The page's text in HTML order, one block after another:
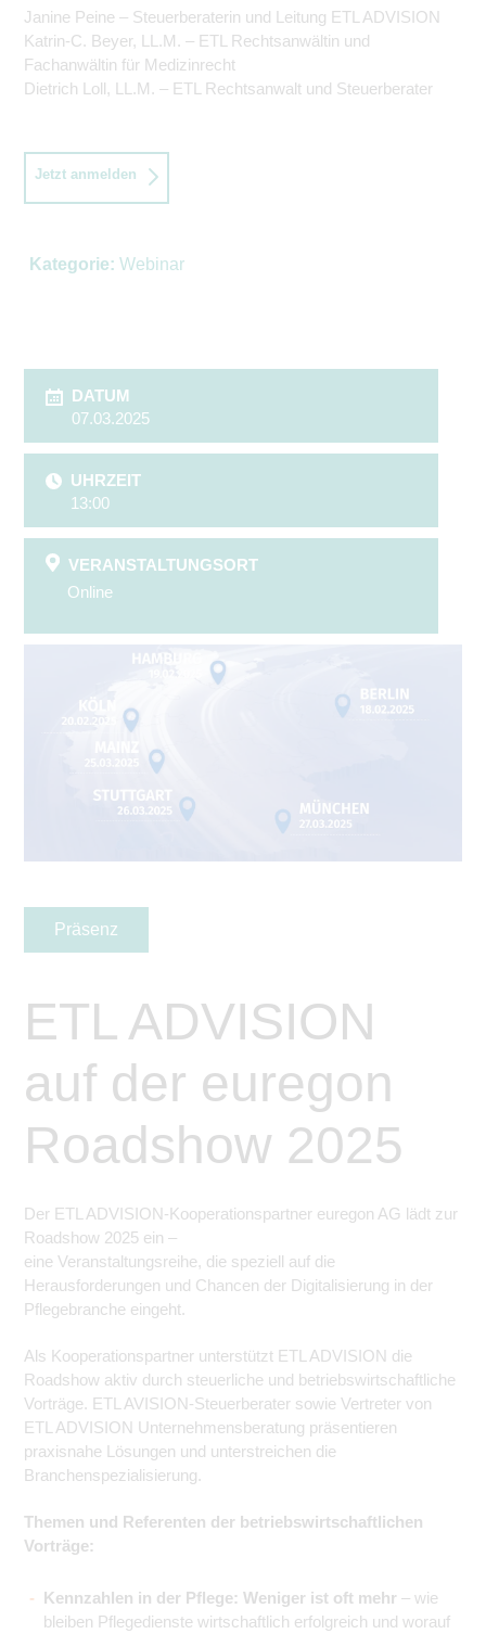
Janine Peine – Steuerberaterin und Leitung ETL ADVISION
Katrin-C. Beyer, LL.M. – ETL Rechtsanwältin und
Fachanwältin für Medizinrecht
Dietrich Loll, LL.M. – ETL Rechtsanwalt und Steuerberater
Jetzt anmelden
Kategorie: Webinar
DATUM
07.03.2025
UHRZEIT
13:00
VERANSTALTUNGSORT
Online
Präsenz
ETL ADVISION
auf der euregon
Roadshow 2025
Der ETL ADVISION-Kooperationspartner euregon AG lädt zur
Roadshow 2025 ein –
eine Veranstaltungsreihe, die speziell auf die
Herausforderungen und Chancen der Digitalisierung in der
Pflegebranche eingeht.
Als Kooperationspartner unterstützt ETL ADVISION die
Roadshow aktiv durch steuerliche und betriebswirtschaftliche
Vorträge. ETL AVISION-Steuerberater sowie Vertreter von
ETL ADVISION Unternehmensberatung präsentieren
praxisnahe Lösungen und unterstreichen die
Branchenspezialisierung.
Themen und Referenten der betriebswirtschaftlichen
Vorträge:
Kennzahlen in der Pflege: Weniger ist oft mehr – wie
bleiben Pflegedienste wirtschaftlich erfolgreich und worauf